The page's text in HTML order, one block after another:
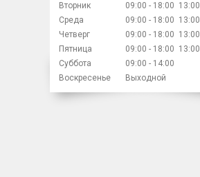
Вторник
09:00 18:00 13:00
Среда
09:00 18:00 13:00
Четверг
09:00 18:00 13:00
Пятница
09:00 18:00 13:00
Суббота
09:00
14:00
Воскресенье
Выходной